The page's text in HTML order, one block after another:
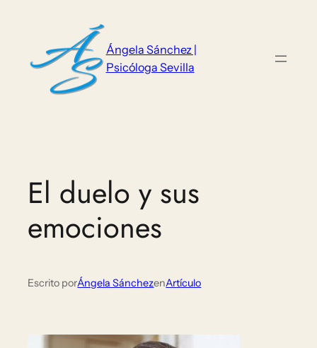
contenido
Ángela Sánchez |
Psicóloga Sevilla
El duelo y sus
emociones
Escrito porÁngela SánchezenArtículo